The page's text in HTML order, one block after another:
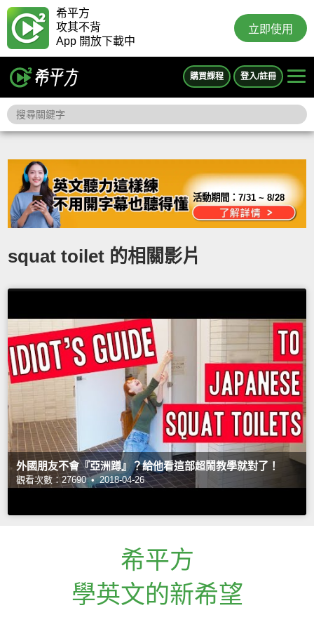
希平方
攻其不背
App 開放下載中
立即使用
購買課程 登入/註冊
活動期間：7/31 ~ 8/28
squat toilet 的相關影片
外國朋友不會『亞洲蹲』？給他看這部超鬧教學就對了！
觀看次數：27690 • 2018-04-26
希平方
學英文的新希望